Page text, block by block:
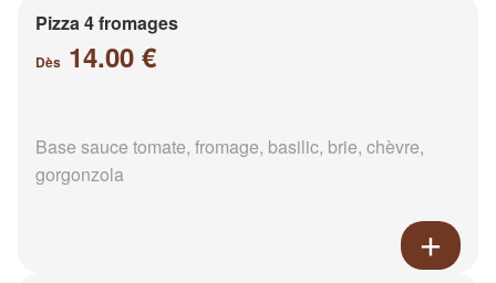
Pizza 4 fromages
Dès 14.00 €
Base sauce tomate, fromage, basilic, brie, chèvre,
gorgonzola